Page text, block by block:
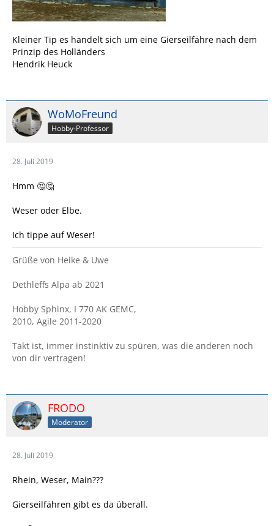
Kleiner Tip es handelt sich um eine Gierseilfähre nach dem
Prinzip des Holländers
Hendrik Heuck
WoMoFreund
Hobby-Professor
28. Juli 2019
Hmm 🤔🤔
Weser oder Elbe.
Ich tippe auf Weser!
Grüße von Heike & Uwe
Dethleffs Alpa ab 2021
Hobby Sphinx, I 770 AK GEMC,
2010, Agile 2011-2020
Takt ist, immer instinktiv zu spüren, was die anderen noch
von dir vertragen!
FRODO
Moderator
28. Juli 2019
Rhein, Weser, Main???
Gierseilfähren gibt es da überall.